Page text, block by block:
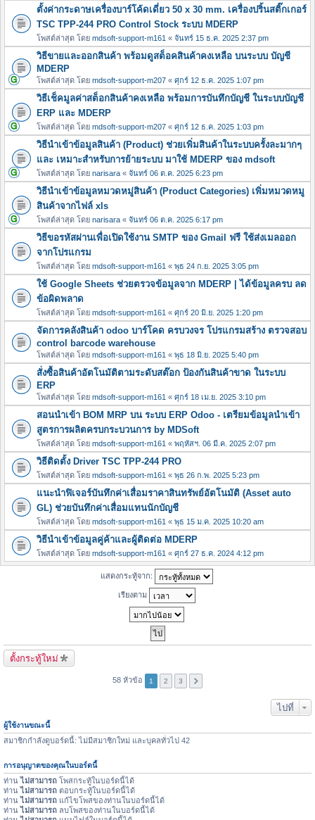
ตั้งค่ากระดาษเครื่องบาร์โค้ดเดี่ยว 50 x 30 mm. เครื่องปริ้นสติ๊กเกอร์
TSC TPP-244 PRO Control Stock ระบบ MDERP
โพสต์ล่าสุด โดย mdsoft-support-m161 « จันทร์ 15 ธ.ค. 2025 2:37 pm
วิธีขายและออกสินค้า พร้อมดูสต็อคสินค้าคงเหลือ บนระบบ บัญชี
MDERP
โพสต์ล่าสุด โดย mdsoft-support-m207 « ศุกร์ 12 ธ.ค. 2025 1:07 pm
วิธีเช็คมูลค่าสต็อกสินค้าคงเหลือ พร้อมการบันทึกบัญชี ในระบบบัญชี
ERP และ MDERP
โพสต์ล่าสุด โดย mdsoft-support-m207 « ศุกร์ 12 ธ.ค. 2025 1:03 pm
วิธีนำเข้าข้อมูลสินค้า (Product) ช่วยเพิ่มสินค้าในระบบครั้งละมากๆ
และ เหมาะสำหรับการย้ายระบบ มาใช้ MDERP ของ mdsoft
โพสต์ล่าสุด โดย narisara « จันทร์ 06 ต.ค. 2025 6:23 pm
วิธีนำเข้าข้อมูลหมวดหมู่สินค้า (Product Categories) เพิ่มหมวดหมู
สินค้าจากไฟล์ xls
โพสต์ล่าสุด โดย narisara « จันทร์ 06 ต.ค. 2025 6:17 pm
วิธีขอรหัสผ่านเพื่อเปิดใช้งาน SMTP ของ Gmail ฟรี ใช้ส่งเมลออก
จากโปรแกรม
โพสต์ล่าสุด โดย mdsoft-support-m161 « พุธ 24 ก.ย. 2025 3:05 pm
ใช้ Google Sheets ช่วยตรวจข้อมูลจาก MDERP | ได้ข้อมูลครบ ลด
ข้อผิดพลาด
โพสต์ล่าสุด โดย mdsoft-support-m161 « ศุกร์ 20 มิ.ย. 2025 1:20 pm
จัดการคลังสินค้า odoo บาร์โคด ครบวงจร โปรแกรมสร้าง ตรวจสอบ
control barcode warehouse
โพสต์ล่าสุด โดย mdsoft-support-m161 « พุธ 18 มิ.ย. 2025 5:40 pm
สั่งซื้อสินค้าอัตโนมัติตามระดับสต๊อก ป้องกันสินค้าขาด ในระบบ
ERP
โพสต์ล่าสุด โดย mdsoft-support-m161 « ศุกร์ 18 เม.ย. 2025 3:10 pm
สอนนำเข้า BOM MRP บน ระบบ ERP Odoo - เตรียมข้อมูลนำเข้า
สูตรการผลิตครบกระบวนการ by MDSoft
โพสต์ล่าสุด โดย mdsoft-support-m161 « พฤหัสฯ. 06 มี.ค. 2025 2:07 pm
วิธีติดตั้ง Driver TSC TPP-244 PRO
โพสต์ล่าสุด โดย mdsoft-support-m161 « พุธ 26 ก.พ. 2025 5:23 pm
แนะนำฟิเจอร์บันทึกค่าเสื่อมราคาสินทรัพย์อัตโนมัติ (Asset auto
GL) ช่วยบันทึกค่าเสื่อมแทนนักบัญชี
โพสต์ล่าสุด โดย mdsoft-support-m161 « พุธ 15 ม.ค. 2025 10:20 am
วิธีนำเข้าข้อมูลคู่ค้าและผู้ติดต่อ MDERP
โพสต์ล่าสุด โดย mdsoft-support-m161 « ศุกร์ 27 ธ.ค. 2024 4:12 pm
แสดงกระทู้จาก:
เรียงตาม
ตั้งกระทู้ใหม่
58 หัวข้อ 1 2 3
ไปที่
ผู้ใช้งานขณะนี้
สมาชิกกำลังดูบอร์ดนี้: ไม่มีสมาชิกใหม่ และบุคลทั่วไป 42
การอนุญาตของคุณในบอร์ดนี้
ท่านไม่สามารถ โพสกระทู้ในบอร์ดนี้ได้
ท่านไม่สามารถ ตอบกระทู้ในบอร์ดนี้ได้
ท่านไม่สามารถ แก้ไขโพสของท่านในบอร์ดนี้ได้
ท่านไม่สามารถ ลบโพสของท่านในบอร์ดนี้ได้